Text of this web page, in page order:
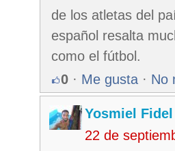
de los atletas del
español resalta
como el fútbol.
0 · Me gusta · No
Yosmiel
22 de